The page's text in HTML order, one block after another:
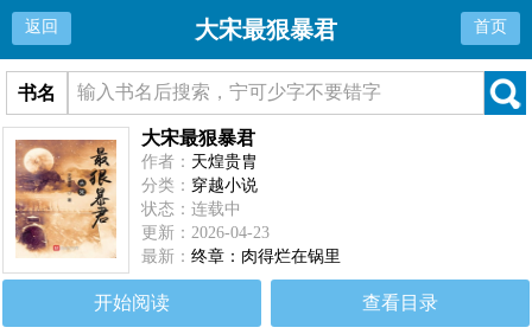
返回 大宋最狠暴君 首页
书名
大宋最狠暴君
作者： 天煌贵胄
分类： 穿越小说
状态：连载中
更新：2026-04-23
最新：终章：肉得烂在锅里
开始阅读 查看目录